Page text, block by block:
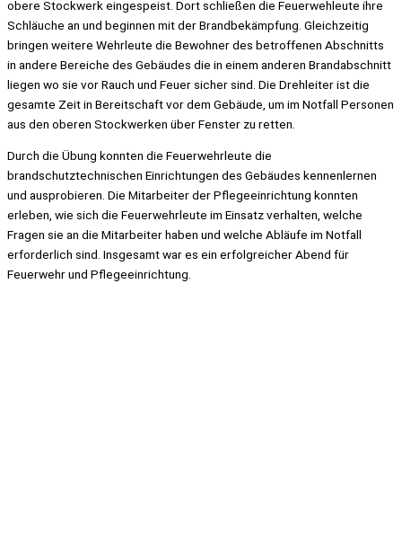
obere Stockwerk eingespeist. Dort schließen die Feuerwehleute ihre
Schläuche an und beginnen mit der Brandbekämpfung. Gleichzeitig
bringen weitere Wehrleute die Bewohner des betroffenen Abschnitts
in andere Bereiche des Gebäudes die in einem anderen Brandabschnitt
liegen wo sie vor Rauch und Feuer sicher sind. Die Drehleiter ist die
gesamte Zeit in Bereitschaft vor dem Gebäude, um im Notfall Personen
aus den oberen Stockwerken über Fenster zu retten.
Durch die Übung konnten die Feuerwehrleute die
brandschutztechnischen Einrichtungen des Gebäudes kennenlernen
und ausprobieren. Die Mitarbeiter der Pflegeeinrichtung konnten
erleben, wie sich die Feuerwehrleute im Einsatz verhalten, welche
Fragen sie an die Mitarbeiter haben und welche Abläufe im Notfall
erforderlich sind. Insgesamt war es ein erfolgreicher Abend für
Feuerwehr und Pflegeeinrichtung.